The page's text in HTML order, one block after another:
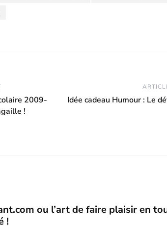
2009-
!
Idée cadeau Humour : Le
ou l’art de faire plaisir en
!